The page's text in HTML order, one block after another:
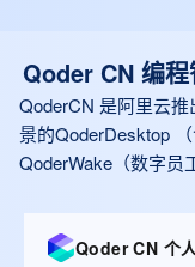
Qoder CN 编
QoderCN 是阿里云
景的QoderDesktop
QoderWake（数字员
Qoder CN 个